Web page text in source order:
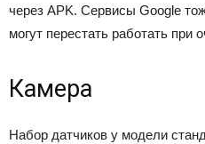
через APK. Сервисы Google
могут перестать работать при
Камера
Набор датчиков у модели